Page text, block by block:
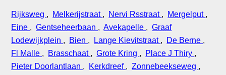
Rijksweg , Melkerijstraat , Nervi Rsstraat , Mergelput ,
Eine ,Gentseheerbaan ,Avekapelle ,Graaf
Lodewijkplein , Bien , Lange Kievitstraat , De Berne ,
Fl Malle , Brasschaat ,Grote Kring , Place J Thiry ,
Pieter Doorlantlaan , Kerkdreef ,Zonnebeekseweg ,